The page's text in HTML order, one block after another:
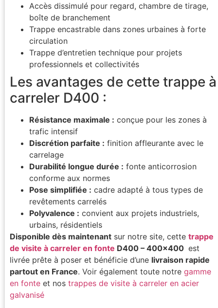
Accès dissimulé pour regard, chambre de tirage,
boîte de branchement
Trappe encastrable dans zones urbaines à forte
circulation
Trappe d’entretien technique pour projets
professionnels et collectivités
Les avantages de cette trappe à
carreler D400 :
Résistance maximale : conçue pour les zones à
trafic intensif
Discrétion parfaite : finition affleurante avec le
carrelage
Durabilité longue durée : fonte anticorrosion
conforme aux normes
Pose simplifiée : cadre adapté à tous types de
revêtements carrelés
Polyvalence : convient aux projets industriels,
urbains, résidentiels
Disponible dès maintenant sur notre site, cette trappe
de visite à carreler en fonte D400 – 400×400 est
livrée prête à poser et bénéficie d’une livraison rapide
partout en France. Voir également toute notre gamme
en fonte et nos trappes de visite à carreler en acier
galvanisé